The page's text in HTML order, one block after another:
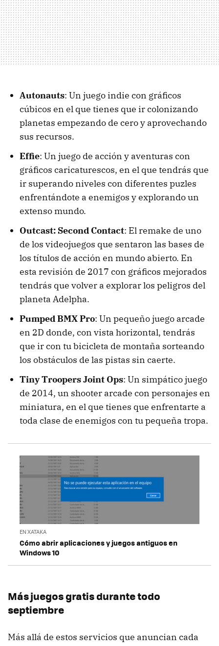
Autonauts: Un juego indie con gráficos
cúbicos en el que tienes que ir colonizando
planetas empezando de cero y aprovechando
sus recursos.
Effie: Un juego de acción y aventuras con
gráficos caricaturescos, en el que tendrás que
ir superando niveles con diferentes puzles
enfrentándote a enemigos y explorando un
extenso mundo.
Outcast: Second Contact: El remake de uno
de los videojuegos que sentaron las bases de
los títulos de acción en mundo abierto. En
esta revisión de 2017 con gráficos mejorados
tendrás que volver a explorar los peligros del
planeta Adelpha.
Pumped BMX Pro: Un pequeño juego arcade
en 2D donde, con vista horizontal, tendrás
que ir con tu bicicleta de montaña sorteando
los obstáculos de las pistas sin caerte.
Tiny Troopers Joint Ops: Un simpático juego
de 2014, un shooter arcade con personajes en
miniatura, en el que tienes que enfrentarte a
toda clase de enemigos con tu pequeña tropa.
EN XATAKA
Cómo abrir aplicaciones y juegos antiguos en
Windows 10
Más juegos gratis durante todo
septiembre
Más allá de estos servicios que anuncian cada